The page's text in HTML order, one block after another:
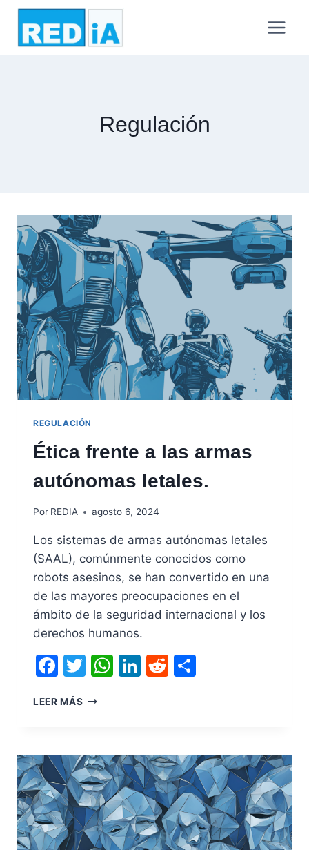
Regulación
REGULACIÓN
Ética frente a las armas
autónomas letales.
Por REDIA agosto 6, 2024
Los sistemas de armas autónomas letales
(SAAL), comúnmente conocidos como
robots asesinos, se han convertido en una
de las mayores preocupaciones en el
ámbito de la seguridad internacional y los
derechos humanos.
Facebook
Twitter
WhatsApp
LinkedIn
Reddit
LEER MÁS